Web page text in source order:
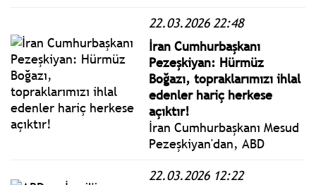
fazla tırmanma, tüm
insanlık için uzun vadeli bir
enerji krizini tetikleyebilir.
22.03.2026 22:48
İran Cumhurbaşkanı
Pezeşkiyan: Hürmüz
Boğazı, topraklarımızı ihlal
edenler hariç herkese
açıktır!
İran Cumhurbaşkanı Mesud
Pezeşkiyan'dan, ABD
Hürmüz Boğazı’nı yeniden
22.03.2026 12:22